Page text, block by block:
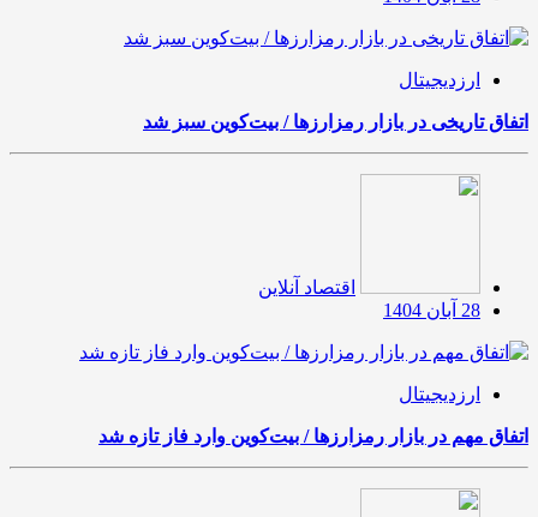
ارزدیجیتال
اتفاق تاریخی در بازار رمزارزها / بیت‌کوین سبز شد
اقتصاد آنلاین
28 آبان 1404
ارزدیجیتال
اتفاق مهم در بازار رمزارزها / بیت‌کوین وارد فاز تازه شد